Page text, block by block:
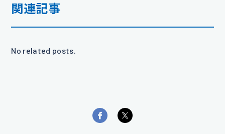
関連記事
No related posts.